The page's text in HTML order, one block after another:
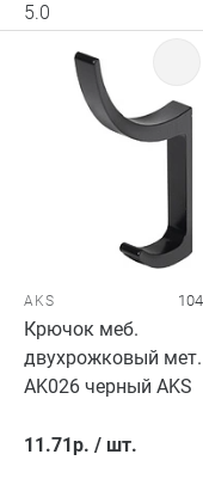
5.0
AKS
Крючок меб.
двухрожковый мет.
AK026 черный AKS
11.71р. / шт.